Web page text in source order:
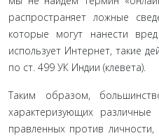
распространяет ложные
которые могут нанести
использует Интернет, такие
по ст. 499 УК Индии (клевета).
Таким образом,
характеризующих
правленных против